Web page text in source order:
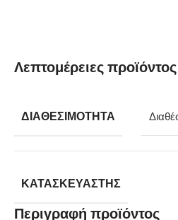
Λεπτομέρειες προϊόντος
ΔΙΑΘΕΣΙΜΌΤΗΤΑ
ΚΑΤΑΣΚΕΥΑΣΤΉΣ
Περιγραφή προϊόντος